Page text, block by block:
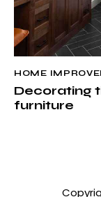
HOME
Decorating
furniture